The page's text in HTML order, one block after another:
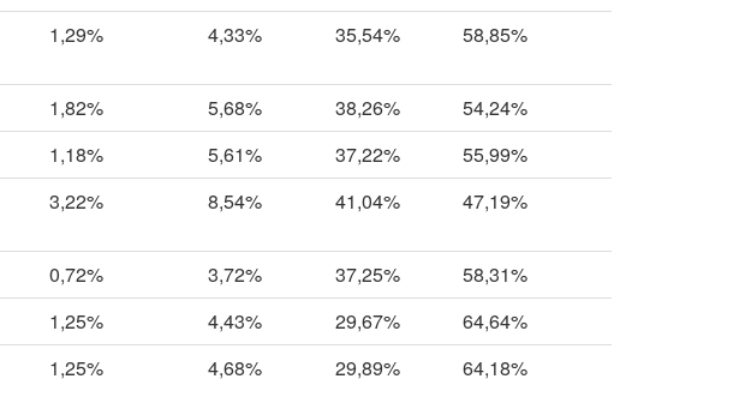
1,29% 4,33% 35,54% 58,85%
1,82% 5,68% 38,26%
54,24%
1,18% 5,61% 37,22%
55,99%
3,22% 8,54% 41,04% 47,19%
0,72% 3,72% 37,25%
58,31%
1,25% 4,43% 29,67%
64,64%
1,25% 4,68% 29,89% 64,18%